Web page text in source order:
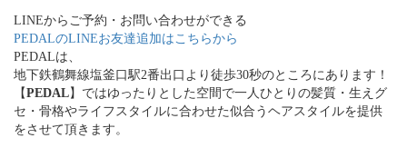
LINEからご予約・お問い合わせができる
PEDALのLINEお友達追加はこちらから
PEDALは、
地下鉄鶴舞線塩釜口駅2番出口より徒歩30秒のところにあります！
【PEDAL】ではゆったりとした空間で一人ひとりの髪質・生えグ
セ・骨格やライフスタイルに合わせた似合うヘアスタイルを提供
をさせて頂きます。